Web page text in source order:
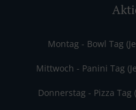
Montag - Bowl Tag
Mittwoch - Panini Tag
Donnerstag - Pizza Tag